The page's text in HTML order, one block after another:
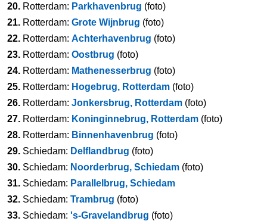
20. Rotterdam: Parkhavenbrug (foto)
21. Rotterdam: Grote Wijnbrug (foto)
22. Rotterdam: Achterhavenbrug (foto)
23. Rotterdam: Oostbrug (foto)
24. Rotterdam: Mathenesserbrug (foto)
25. Rotterdam: Hogebrug, Rotterdam (foto)
26. Rotterdam: Jonkersbrug, Rotterdam (foto)
27. Rotterdam: Koninginnebrug, Rotterdam (foto)
28. Rotterdam: Binnenhavenbrug (foto)
29. Schiedam: Delflandbrug (foto)
30. Schiedam: Noorderbrug, Schiedam (foto)
31. Schiedam: Parallelbrug, Schiedam
32. Schiedam: Trambrug (foto)
33. Schiedam: 's-Gravelandbrug (foto)